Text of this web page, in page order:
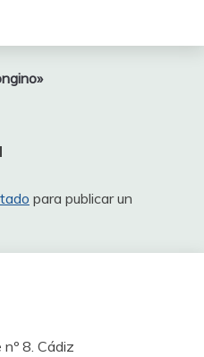
para publicar un
8. Cádiz